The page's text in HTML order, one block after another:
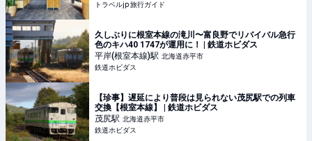
トラベルjp 旅行ガイド
久しぶりに根室本線の滝川〜富良野でリバイバル急行
色のキハ40 1747が運用に！ | 鉄道ホビダス
平岸(根室本線)駅 北海道赤平市
鉄道ホビダス
【珍事】遅延により普段は見られない茂尻駅での列車
交換【根室本線】 | 鉄道ホビダス
茂尻駅 北海道赤平市
鉄道ホビダス